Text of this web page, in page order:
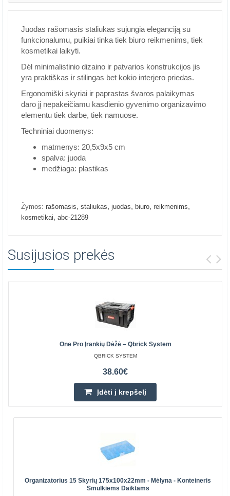
Juodas rašomasis staliukas sujungia eleganciją su
funkcionalumu, puikiai tinka tiek biuro reikmenims, tiek
kosmetikai laikyti.
Dėl minimalistinio dizaino ir patvarios konstrukcijos jis
yra praktiškas ir stilingas bet kokio interjero priedas.
Ergonomiški skyriai ir paprastas švaros palaikymas
daro jį nepakeičiamu kasdienio gyvenimo organizavimo
elementu tiek darbe, tiek namuose.
Techniniai duomenys:
matmenys: 20,5x9x5 cm
spalva: juoda
medžiaga: plastikas
Žymos: rašomasis, staliukas, juodas, biuro, reikmenims,
kosmetikai, abc-21289
Susijusios prekės
One Pro Įrankių Dėžė – Qbrick System
QBRICK SYSTEM
38.60€
Įdėti į krepšelį
Organizatorius 15 Skyrių 175x100x22mm - Mėlyna - Konteineris
Smulkiems Daiktams